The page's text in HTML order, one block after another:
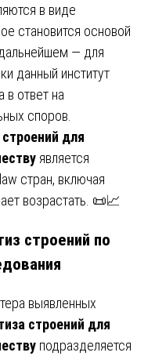
в виде
становится основой
— для
данный институт
в ответ на
споров.
для
является
стран, включая
возрастать. 📜📈
строений по
выявленных
строений для
подразделяется